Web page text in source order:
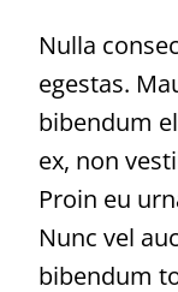
Nulla
egestas.
bibendum
ex, non
Proin eu
Nunc vel
bibendum